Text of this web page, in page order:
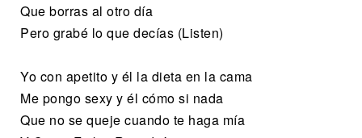
Que borras al otro día
Pero grabé lo que decías (Listen)
Yo con apetito y él la dieta en la cama
Me pongo sexy y él cómo si nada
Que no se queje cuando te haga mía